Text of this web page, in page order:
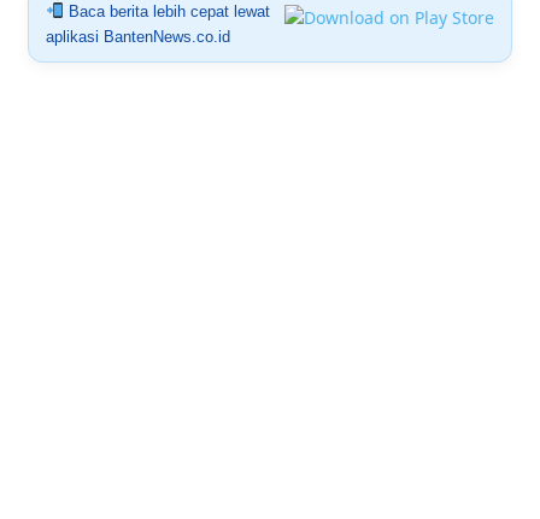
Baca berita lebih cepat lewat
aplikasi BantenNews.co.id